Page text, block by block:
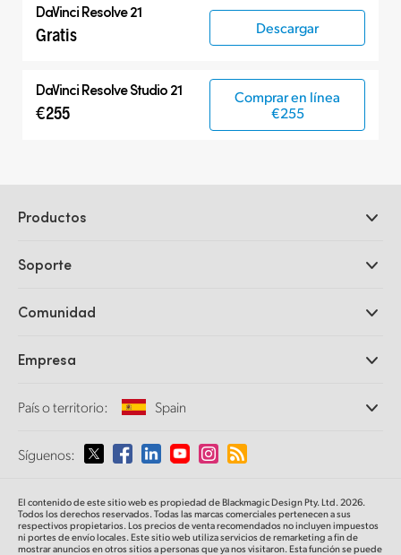
DaVinci Resolve 21
Gratis Descargar
DaVinci Resolve Studio 21
€255
Comprar en línea
€255
Productos
DaVinci Resolve y Fusion
Ultimatte
Captura y reproducción
Conversión de formatos
Supervisión
Almacenamiento en redes
Direccionamiento y distribución
Transmisión y codificación
Soporte
Centro de soporte técnico
Comunidad
Empresa
Perfil empresarial
Medios
País o territorio: Spain
Selecciona un país o territorio
Australia
Síguenos:
El contenido de este sitio web es propiedad de Blackmagic Design Pty. Ltd. 2026.
Todos los derechos reservados. Todas las marcas comerciales pertenecen a sus
respectivos propietarios. Los precios de venta recomendados no incluyen impuestos
ni portes de envío locales. Este sitio web utiliza servicios de remarketing a fin de
mostrar anuncios en otros sitios a personas que ya nos visitaron. Esta función se puede